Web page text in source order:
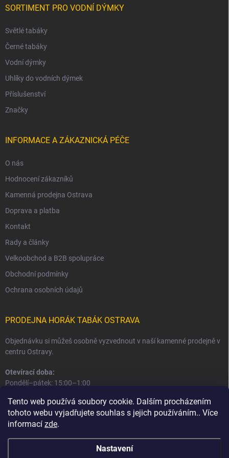
Tento web používá soubory cookie. Dalším procházením
tohoto webu vyjadřujete souhlas s jejich používáním.. Více
informací zde.
Nastavení
SORTIMENT PRO VODNÍ DÝMKY
Světlé tabáky
Černé tabáky
Vodní dýmky
Uhlíky do vodních dýmek
Příslušenství
Značky
INFORMACE A ZÁKAZNICKÁ PÉČE
O nás
Hodnocení zákazníků
Kamenná prodejna Ostrava
Doprava a platba
Kontakt
Rady a články
Velkoobchod a B2B spolupráce
Obchodní podmínky
Ochrana osobních údajů
PRODEJNA HORÁK TABÁK OSTRAVA
Objednávku si můžeš osobně vyzvednout v naší kamenné prodejně v
centru Ostravy.
Otevírací doba:
Pondělí–pátek: 15:00–1:00
Informace o prodejně a osobním odběru